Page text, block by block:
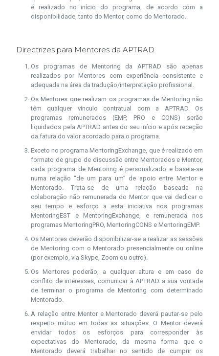
é realizado no início do programa, de acordo com a
disponibilidade, tanto do Mentor, como do Mentorado.
Directrizes para Mentores da APTRAD
Os programas de Mentoring da APTRAD são apenas
realizados por Mentores com experiência consistente e
adequada na área da tradução/interpretação profissional.
Os Mentores que realizam os programas de Mentoring não
têm qualquer vínculo contratual com a APTRAD. Os
programas remunerados (EMP, PRO e CONS) serão
liquidados pela APTRAD antes do seu início e após receção
da fatura do valor acordado para o programa.
Exceto no programa MentoringExchange, que é realizado em
formato de grupo de discussão entre Mentorados e Mentor,
cada programa de Mentoring é personalizado e baseia-se
numa relação “de um para um” de apoio entre Mentor e
Mentorado. Trata-se de uma relação baseada na
colaboração não remunerada do Mentor que vai dedicar o
seu tempo e esforço a esta iniciativa nos programas
MentoringEST e MentoringExchange, e remunerada nos
programas MentoringPRO, MentoringCONS e MentoringEMP.
Os Mentores deverão disponibilizar-se a realizar as sessões
de Mentoring com o Mentorado presencialmente ou online
(por exemplo, via Skype, Zoom ou outro).
Os Mentores poderão, a qualquer altura e em caso de
conflito de interesses, comunicar à APTRAD a sua vontade
de terminar o programa de Mentoring com determinado
Mentorado.
A relação entre Mentor e Mentorado deverá pautar-se pelo
respeito mútuo em todas as situações. O Mentor deverá
envidar todos os esforços para corresponder às
expectativas do Mentorado, da mesma forma que o
Mentorado deverá trabalhar no sentido de cumprir os